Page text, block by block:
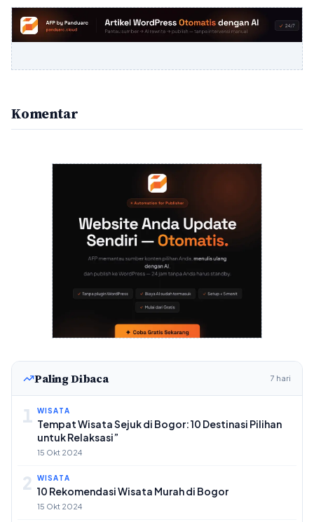
Komentar
Paling Dibaca 7 hari
1 WISATA
Tempat Wisata Sejuk di Bogor: 10 Destinasi Pilihan
untuk Relaksasi”
15 Okt 2024
2 WISATA
10 Rekomendasi Wisata Murah di Bogor
15 Okt 2024